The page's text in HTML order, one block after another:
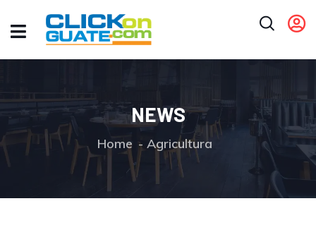
NEWS
Home Agricultura